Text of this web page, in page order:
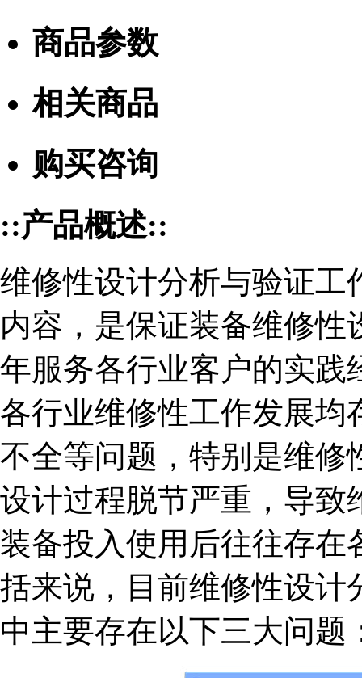
商品参数
相关商品
购买咨询
::产品概述::
维修性设计分析与验证工
内容，是保证装备维修
年服务各行业客户的实践
各行业维修性工作发展均
不全等问题，特别是维修
设计过程脱节严重，导致
装备投入使用后往往存在
括来说，目前维修性设计
中主要存在以下三大问题